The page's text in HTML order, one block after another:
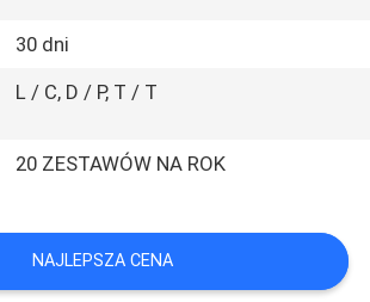
30 dni
L / C, D / P, T / T
20 ZESTAWÓW NA ROK
NAJLEPSZA CENA